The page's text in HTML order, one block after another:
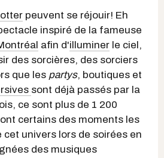
peuvent se réjouir! Eh
inspiré de la fameuse
afin d'illuminer le ciel,
des sorcières, des sorciers
que les partys, boutiques et
sont déjà passés par la
ce sont plus de 1 200
certains des moments les
cet univers lors de soirées en
des musiques